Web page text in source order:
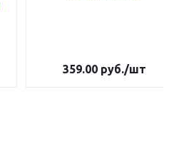
359.00руб./шт